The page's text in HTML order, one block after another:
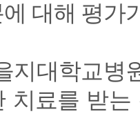
대해 평가
지대학교
치료를 받